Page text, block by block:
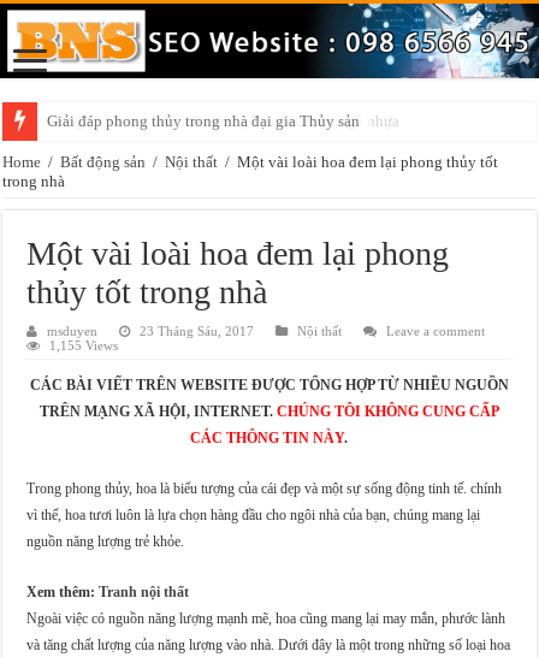
Giải đáp phong thủy trong nhà đại gia Thủy sản
Home / Bất động sản / Nội thất / Một vài loài hoa đem lại phong thủy tốt
trong nhà
Một vài loài hoa đem lại phong
thủy tốt trong nhà
msduyen 23 Tháng Sáu, 2017 Nội thất
Leave a comment
1,155 Views
CÁC BÀI VIẾT TRÊN WEBSITE ĐƯỢC TỔNG HỢP TỪ NHIỀU NGUỒN
TRÊN MẠNG XÃ HỘI, INTERNET. CHÚNG TÔI KHÔNG CUNG CẤP
CÁC THÔNG TIN NÀY.
Trong phong thủy, hoa là biểu tượng của cái đẹp và một sự sống động tinh tế. chính
vì thế, hoa tươi luôn là lựa chọn hàng đầu cho ngôi nhà của bạn, chúng mang lại
nguồn năng lượng trẻ khỏe.
Xem thêm:Tranh nội thất
Ngoài việc có nguồn năng lượng mạnh mẽ, hoa cũng mang lại may mắn, phước lành
và tăng chất lượng của năng lượng vào nhà. Dưới đây là một trong những số loại hoa